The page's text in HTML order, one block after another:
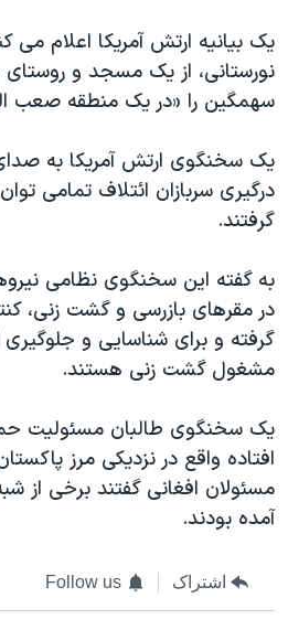
قانون شفافیت دارائی کادر رهبری
اعتراضات مردمی آبان ۹۸
نرگس محمدی برنده جایزه نوبل صلح
همایش محافظه‌کاران آمریکا «سی‌پک»
سفر پرزیدنت ترامپ به چین
یک بیانیه ارتش آمریکا اعلام
نورستانی، از یک مسجد و
سهمگین را «در یک منطقه صعب
یک سخنگوی ارتش آمریکا به
درگیری سربازان ائتلاف تمامی
گرفتند.
به گفته این سخنگوی نظامی
در مقرهای بازرسی و گشت زنی،
گرفته و برای شناسایی و
مشغول گشت زنی هستند.
یک سخنگوی طالبان مسئولیت
افتاده واقع در نزدیکی مرز
مسئولان افغانی گفتند برخی از
آمده بودند.
اشتراک Follow us